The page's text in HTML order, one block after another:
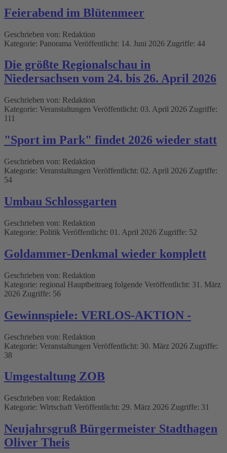
Feierabend im Blütenmeer
Geschrieben von: Redaktion
Kategorie: Panorama Veröffentlicht: 14. Juni 2026 Zugriffe: 44
Die größte Regionalschau in
Niedersachsen vom 24. bis 26. April 2026
Geschrieben von: Redaktion
Kategorie: Veranstaltungen Veröffentlicht: 03. April 2026 Zugriffe:
111
"Sport im Park" findet 2026 wieder statt
Geschrieben von: Redaktion
Kategorie: Veranstaltungen Veröffentlicht: 02. April 2026 Zugriffe:
54
Umbau Schlossgarten
Geschrieben von: Redaktion
Kategorie: Politik Veröffentlicht: 01. April 2026 Zugriffe: 52
Goldammer-Denkmal wieder komplett
Geschrieben von: Redaktion
Kategorie: regional Hauptbeitraeg folgende Veröffentlicht: 31. März
2026 Zugriffe: 56
Gewinnspiele: VERLOS-AKTION -
Geschrieben von: Redaktion
Kategorie: Veranstaltungen Veröffentlicht: 30. März 2026 Zugriffe:
38
Umgestaltung ZOB
Geschrieben von: Redaktion
Kategorie: Wirtschaft Veröffentlicht: 29. März 2026 Zugriffe: 31
Neujahrsgruß Bürgermeister Stadthagen
Oliver Theis